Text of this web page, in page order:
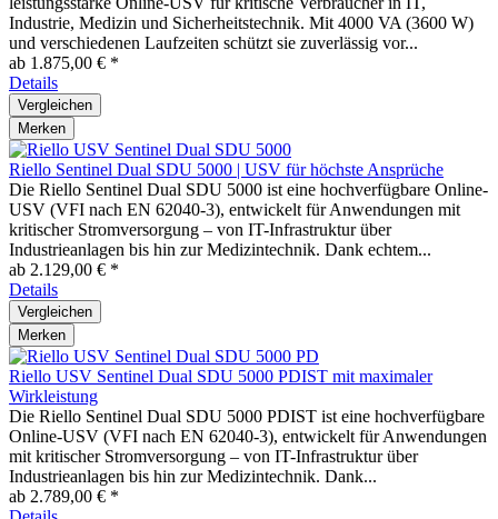
Industrie, Medizin und Sicherheitstechnik. Mit 4000 VA (3600 W)
und verschiedenen Laufzeiten schützt sie zuverlässig vor...
ab 1.875,00 € *
Details
Vergleichen
Merken
Riello Sentinel Dual SDU 5000 | USV für höchste Ansprüche
Die Riello Sentinel Dual SDU 5000 ist eine hochverfügbare Online-
USV (VFI nach EN 62040-3), entwickelt für Anwendungen mit
kritischer Stromversorgung – von IT-Infrastruktur über
Industrieanlagen bis hin zur Medizintechnik. Dank echtem...
ab 2.129,00 € *
Details
Vergleichen
Merken
Riello USV Sentinel Dual SDU 5000 PDIST mit maximaler
Wirkleistung
Die Riello Sentinel Dual SDU 5000 PDIST ist eine hochverfügbare
Online-USV (VFI nach EN 62040-3), entwickelt für Anwendungen
mit kritischer Stromversorgung – von IT-Infrastruktur über
Industrieanlagen bis hin zur Medizintechnik. Dank...
ab 2.789,00 € *